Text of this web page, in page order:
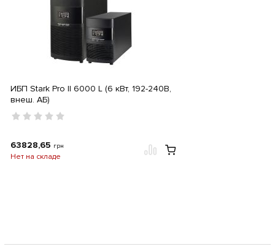
ИБП Stark Pro II 6000 L (6 кВт, 192-240В,
внеш. АБ)
63828,65 грн
Нет на складе